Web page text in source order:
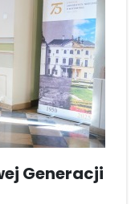
Generacji